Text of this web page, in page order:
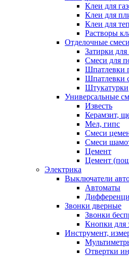
Клеи для
Клеи для
Клеи для
Растворы
Отделочные смеси
Затирки
Смеси для
Шпатлевки
Шпатлевки
Штукатурки
Универсальные
Известь
Керамзит,
Мел, гипс
Смеси
Смеси
Цемент
Цемент
Электрика
Выключатели
Автоматы
Звонки дверные
Звонки
Кнопки для
Инструмент,
Отвертки